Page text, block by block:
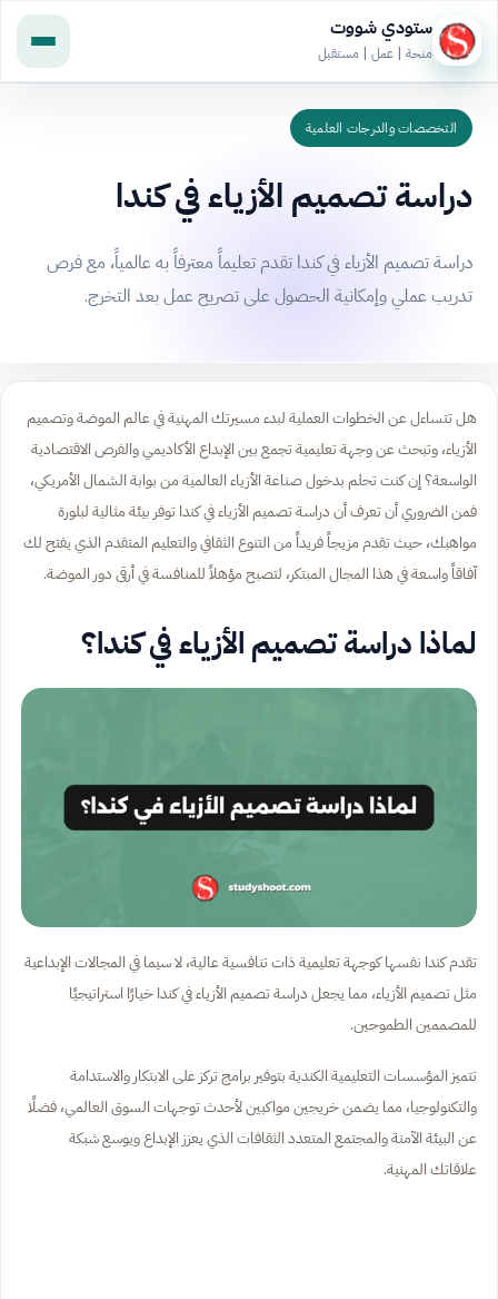
ستودي شووت
منحة | عمل | مستقبل
التخصصات والدرجات العلمية
دراسة تصميم الأزياء في كندا
دراسة تصميم الأزياء في كندا تقدم تعليماً معترفاً به عالمياً، مع فرص
تدريب عملي وإمكانية الحصول على تصريح عمل بعد التخرج.
هل تتساءل عن الخطوات العملية لبدء مسيرتك المهنية في عالم الموضة وتصميم
الأزياء، وتبحث عن وجهة تعليمية تجمع بين الإبداع الأكاديمي والفرص الاقتصادية
الواسعة؟ إن كنت تحلم بدخول صناعة الأزياء العالمية من بوابة الشمال الأمريكي،
فمن الضروري أن تعرف أن دراسة تصميم الأزياء في كندا توفر بيئة مثالية لبلورة
مواهبك، حيث تقدم مزيجاً فريداً من التنوع الثقافي والتعليم المتقدم الذي يفتح لك
آفاقاً واسعة في هذا المجال المبتكر، لتصبح مؤهلاً للمنافسة في أرقى دور الموضة.
لماذا دراسة تصميم الأزياء في كندا؟
تقدم كندا نفسها كوجهة تعليمية ذات تنافسية عالية، لا سيما في المجالات الإبداعية
مثل تصميم الأزياء، مما يجعل دراسة تصميم الأزياء في كندا خيارًا استراتيجيًا
للمصممين الطموحين.
تتميز المؤسسات التعليمية الكندية بتوفير برامج تركز على الابتكار والاستدامة
والتكنولوجيا، مما يضمن خريجين مواكبين لأحدث توجهات السوق العالمي، فضلًا
عن البيئة الآمنة والمجتمع المتعدد الثقافات الذي يعزز الإبداع ويوسع شبكة
علاقاتك المهنية.